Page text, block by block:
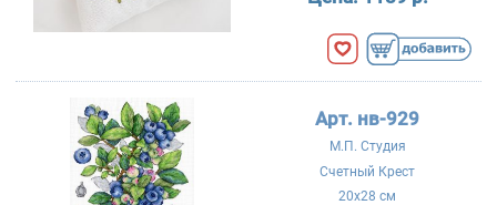
Арт. нв-929
М.П. Студия
Счетный Крест
20x28 см